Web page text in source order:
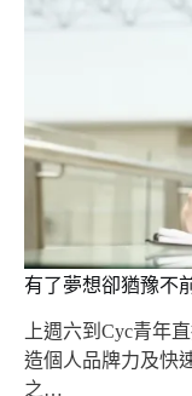
有了夢想卻猶豫不
上週六到Cyc青年
造個人品牌力及快
之…